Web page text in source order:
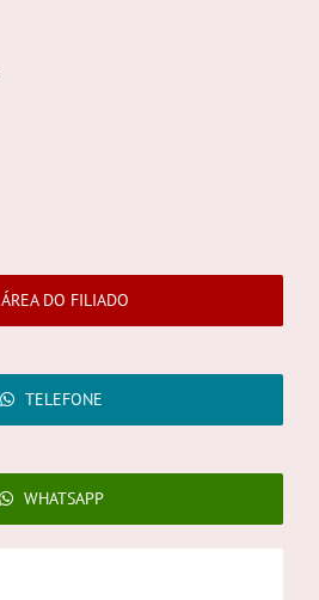
ÁREA DO FILIADO
TELEFONE
WHATSAPP